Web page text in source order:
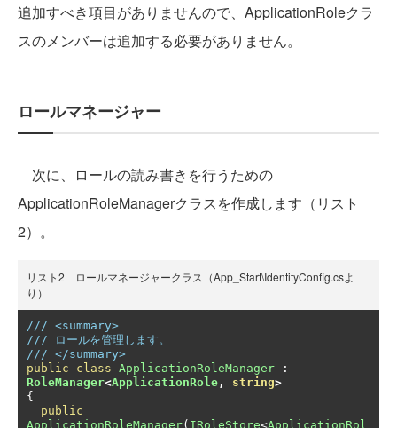
追加すべき項目がありませんので、ApplicationRoleクラ
スのメンバーは追加する必要がありません。
ロールマネージャー
次に、ロールの読み書きを行うための
ApplicationRoleManagerクラスを作成します（リスト
2）。
リスト2 ロールマネージャークラス（App_Start\IdentityConfig.csよ
り）
/// <summary>
/// ロールを管理します。
/// </summary>
public
class ApplicationRoleManager
:
RoleManager<ApplicationRole , string>
{
public
ApplicationRoleManager( IRoleStore<ApplicationRol